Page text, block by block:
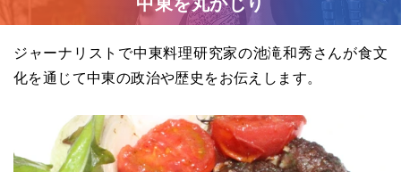
ジャーナリストで中東料理研究家の池滝和秀さんが食文
化を通じて中東の政治や歴史をお伝えします。